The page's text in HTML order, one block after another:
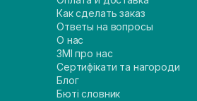
Как сделать заказ
Ответы на вопросы
О нас
ЗМІ про нас
Сертифікати та нагороди
Блог
Бюті словник